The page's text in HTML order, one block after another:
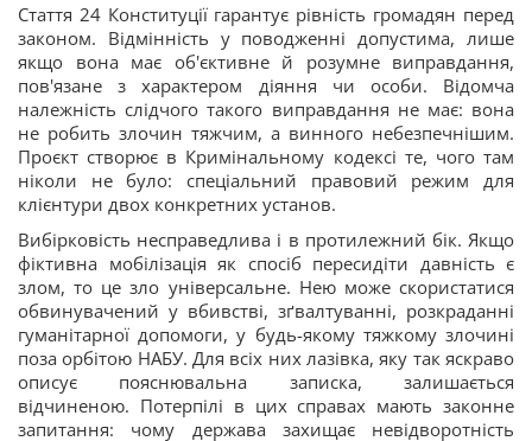
Стаття 24 Конституції гарантує рівність громадян перед
законом. Відмінність у поводженні допустима, лише
якщо вона має об'єктивне й розумне виправдання,
пов'язане з характером діяння чи особи. Відомча
належність слідчого такого виправдання не має: вона
не робить злочин тяжчим, а винного небезпечнішим.
Проєкт створює в Кримінальному кодексі те, чого там
ніколи не було: спеціальний правовий режим для
клієнтури двох конкретних установ.
Вибірковість несправедлива і в протилежний бік. Якщо
фіктивна мобілізація як спосіб пересидіти давність є
злом, то це зло універсальне. Нею може скористатися
обвинувачений у вбивстві, зґвалтуванні, розкраданні
гуманітарної допомоги, у будь-якому тяжкому злочині
поза орбітою НАБУ. Для всіх них лазівка, яку так яскраво
описує пояснювальна записка, залишається
відчиненою. Потерпілі в цих справах мають законне
запитання: чому держава захищає невідворотність